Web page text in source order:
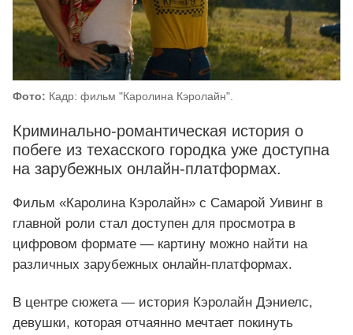
Фото: Кадр: фильм "Каролина Кэролайн".
Криминально‑романтическая история о
побеге из техасского городка уже доступна
на зарубежных онлайн‑платформах.
Фильм «Каролина Кэролайн» с Самарой Уивинг в
главной роли стал доступен для просмотра в
цифровом формате — картину можно найти на
различных зарубежных онлайн‑платформах.
В центре сюжета — история Кэролайн Дэниелс,
девушки, которая отчаянно мечтает покинуть